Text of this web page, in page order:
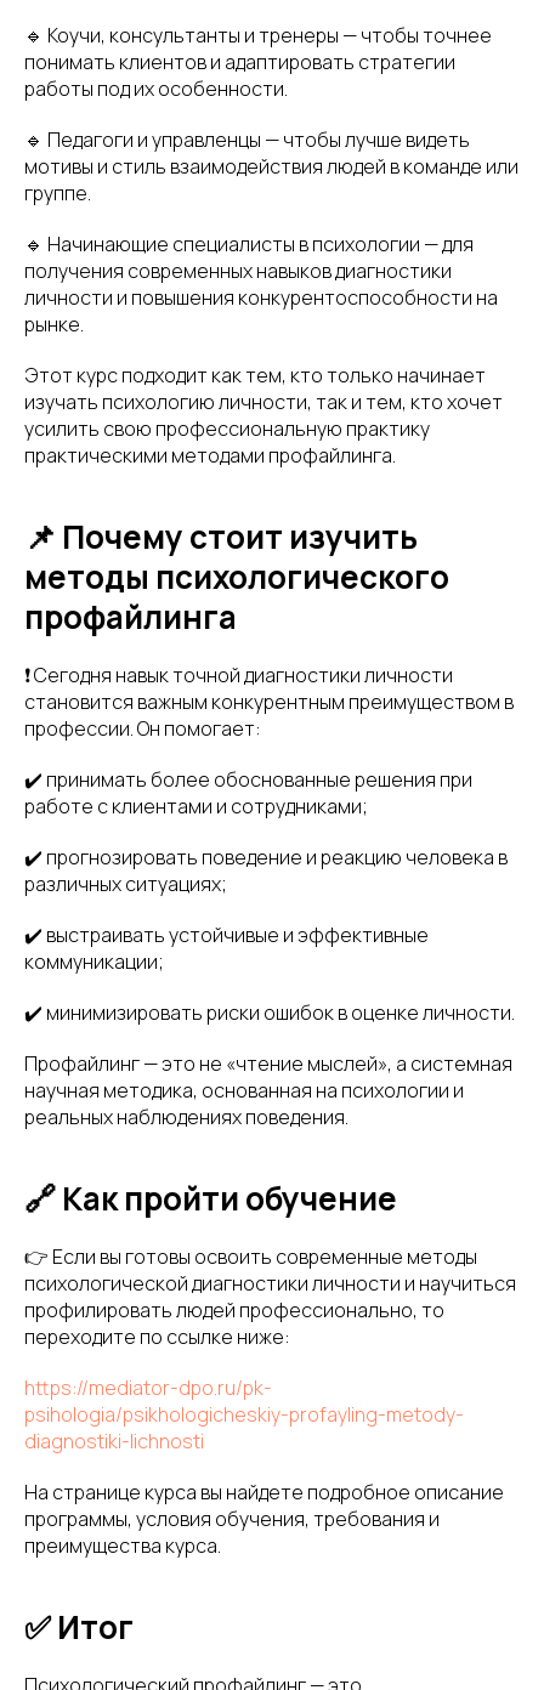
🔹 Коучи, консультанты и тренеры — чтобы точнее
понимать клиентов и адаптировать стратегии
работы под их особенности.
🔹 Педагоги и управленцы — чтобы лучше видеть
мотивы и стиль взаимодействия людей в команде или
группе.
🔹 Начинающие специалисты в психологии — для
получения современных навыков диагностики
личности и повышения конкурентоспособности на
рынке.
Этот курс подходит как тем, кто только начинает
изучать психологию личности, так и тем, кто хочет
усилить свою профессиональную практику
практическими методами профайлинга.
📌 Почему стоит изучить
методы психологического
профайлинга
❗ Сегодня навык точной диагностики личности
становится важным конкурентным преимуществом в
профессии. Он помогает:
✔️ принимать более обоснованные решения при
работе с клиентами и сотрудниками;
✔️ прогнозировать поведение и реакцию человека в
различных ситуациях;
✔️ выстраивать устойчивые и эффективные
коммуникации;
✔️ минимизировать риски ошибок в оценке личности.
Профайлинг — это не «чтение мыслей», а системная
научная методика, основанная на психологии и
реальных наблюдениях поведения.
🔗 Как пройти обучение
👉 Если вы готовы освоить современные методы
психологической диагностики личности и научиться
профилировать людей профессионально, то
переходите по ссылке ниже:
https://mediator-dpo.ru/pk-
psihologia/psikhologicheskiy-profayling-metody-
diagnostiki-lichnosti
На странице курса вы найдете подробное описание
программы, условия обучения, требования и
преимущества курса.
✅ Итог